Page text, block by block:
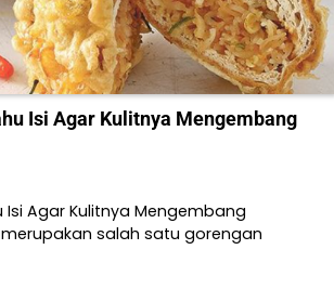
Isi Agar Kulitnya Mengembang
Isi Agar Kulitnya Mengembang
salah satu gorengan